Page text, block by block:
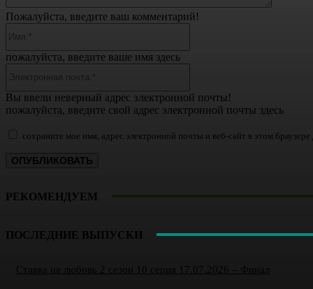
Пожалуйста, введите ваш комментарий!
пожалуйста, введите ваше имя здесь
Вы ввели неверный адрес электронной почты!
пожалуйста, введите свой адрес электронной почты здесь
сохраните мое имя, адрес электронной почты и веб-сайт в этом
РЕКОМЕНДУЕМ
ПОСЛЕДНИЕ ВЫПУСКИ
Ставка на любовь 2 сезон 10 серия 17.07.2026 – Финал